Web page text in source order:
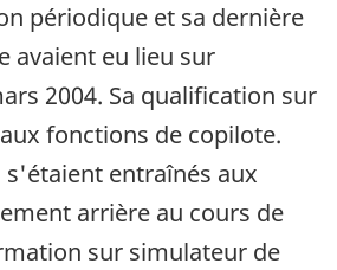
périodique et sa dernière
avaient eu lieu sur
2004. Sa qualification sur
fonctions de copilote.
s'étaient entraînés aux
arrière au cours de
sur simulateur de